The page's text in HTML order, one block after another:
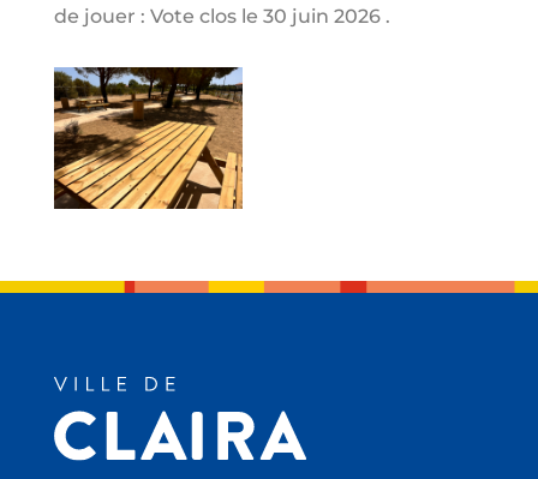
de jouer : Vote clos le 30 juin 2026 .